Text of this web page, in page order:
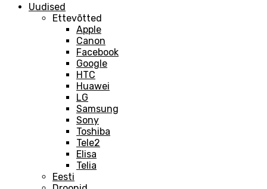
Uudised
Ettevõtted
Apple
Canon
Facebook
Google
HTC
Huawei
LG
Samsung
Sony
Toshiba
Tele2
Elisa
Telia
Eesti